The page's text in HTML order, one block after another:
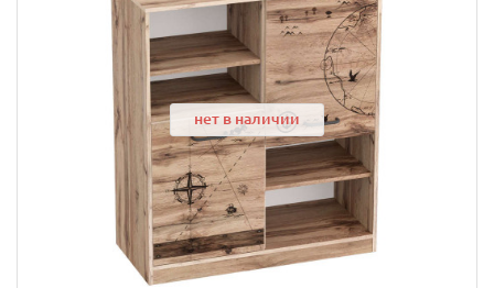
нет в наличии